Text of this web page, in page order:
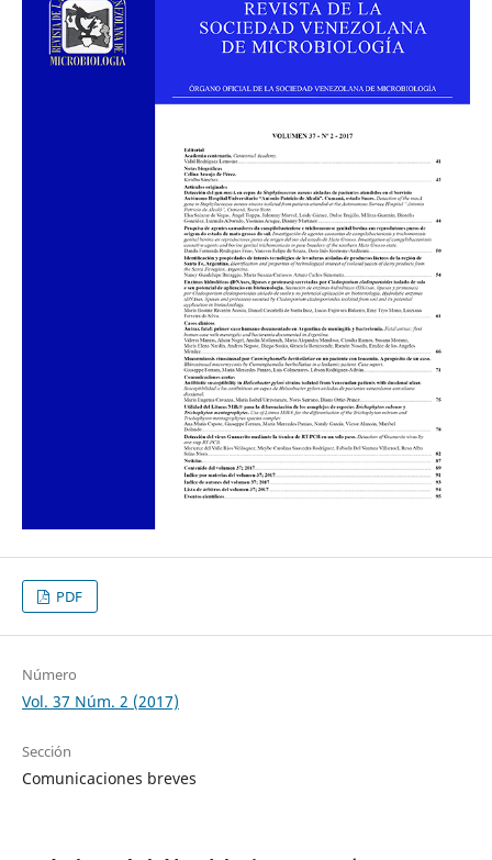
PDF
Número
Vol. 37 Núm. 2 (2017)
Sección
Comunicaciones breves